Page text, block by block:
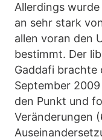
Allerdings
an sehr stark
allen voran den
bestimmt. Der
Gaddafi brachte
September
den Punkt und
Veränderungen